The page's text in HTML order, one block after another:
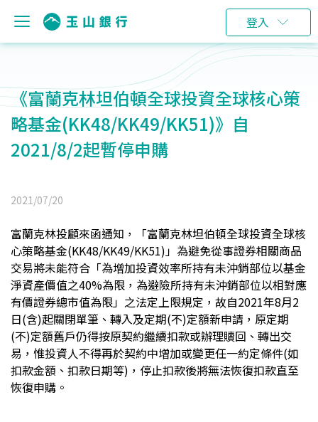
登入
《富蘭克林坦伯頓全球投資全球核心策
略基金(KK48/KK49/KK51)》自
2021/8/2起暫停申購
2021/07/20
富蘭克林投顧來函通知，「富蘭克林坦伯頓全球投資全球核
心策略基金(KK48/KK49/KK51)」為避免從事證券相關商品
交易將未能符合「為增加投資效率所持有未沖銷部位以基金
淨資產價值之40%為限，為避險所持有未沖銷部位以相對應
有價證券總市值為限」之法定上限規定，故自2021年8月2
日(含)起關閉單筆、轉入及定期(不)定額新申請，原定期
(不)定額舊戶仍得按原契約繼續扣款或辦理贖回、轉出交
易，惟投資人不得再於契約中增加或變更任一約定條件(如
扣款金額、扣款日期等)，停止扣款後將無法恢復扣款直至
恢復申購。